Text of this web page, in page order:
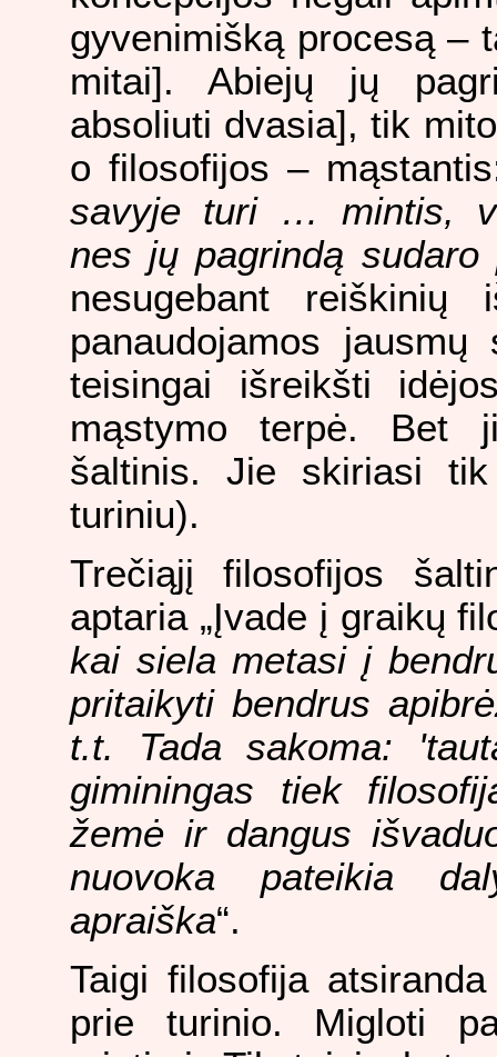
gyvenimišką procesą –
mitai]. Abiejų jų
absoliuti dvasia], tik
o filosofijos –
savyje turi … mintis,
nes jų pagrindą sudaro
nesugebant
panaudojamos
teisingai išreikšti
mąstymo terpė. Bet
šaltinis. Jie skiriasi
turiniu).
Trečiąjį filosofijos
aptaria „Įvade į graikų
kai siela metasi į
pritaikyti bendrus
t.t. Tada sakoma:
giminingas tiek
žemė ir dangus
nuovoka pateikia
apraiška“.
Taigi filosofija
prie turinio. Migloti